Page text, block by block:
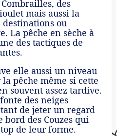
des
mais aussi la
destinations ou
La pêche en sèche à
des tactiques de
elle aussi un niveau
pêche même si cette
souvent assez tardive.
des neiges
de jeter un regard
des Couzes qui
de leur forme.